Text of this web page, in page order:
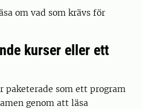
om vad som krävs för
kurser eller ett
paketerade som ett program
genom att läsa